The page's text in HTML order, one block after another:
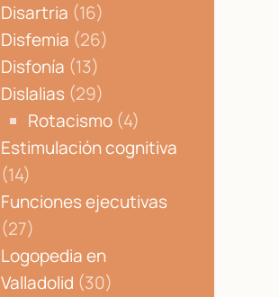
Disartria (16)
Disfemia (26)
Disfonía (13)
Dislalias (29)
Rotacismo (4)
Estimulación cognitiva
(14)
Funciones ejecutivas
(27)
Logopedia en
Valladolid (30)